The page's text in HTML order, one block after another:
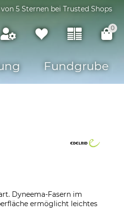
von 5 Sternen bei Trusted Shops
0
Fundgrube
Dyneema-Fasern im
ermöglicht leichtes